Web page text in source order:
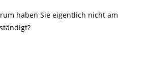
haben Sie eigentlich nicht am